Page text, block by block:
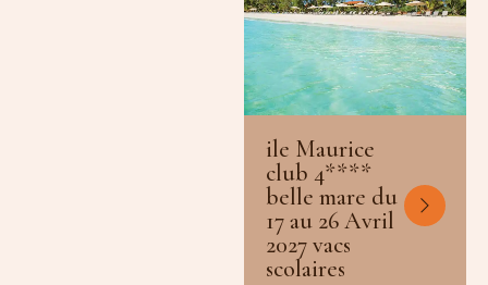
ile Maurice
club 4****
belle mare du
17 au 26 Avril
2027 vacs
scolaires